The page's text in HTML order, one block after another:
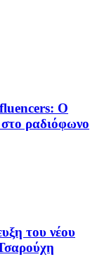
Ο
ραδιόφωνο
του νέου